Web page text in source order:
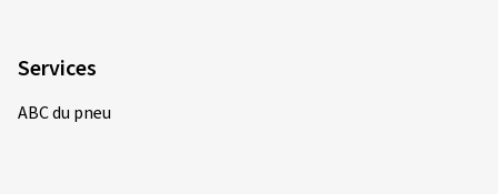
Services
ABC du pneu